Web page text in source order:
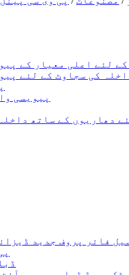
لئے اعلی معیار کے
کی سجاوٹ کے لئے
پیویسی
دھاریوں کے ساتھ
فائر پروف جدید